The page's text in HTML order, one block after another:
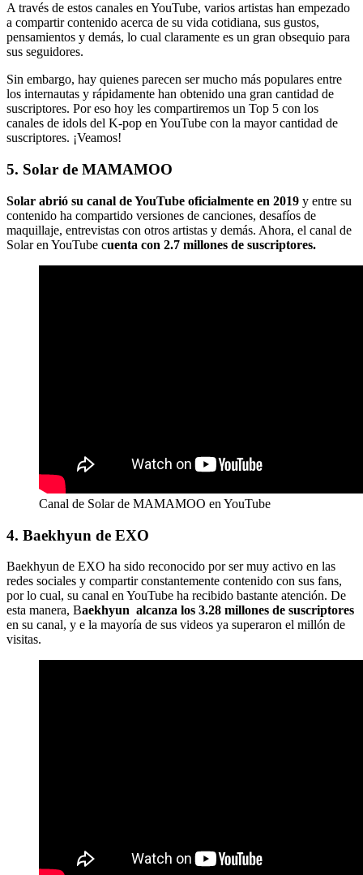
A través de estos canales en YouTube, varios artistas han empezado
a compartir contenido acerca de su vida cotidiana, sus gustos,
pensamientos y demás, lo cual claramente es un gran obsequio para
sus seguidores.
Sin embargo, hay quienes parecen ser mucho más populares entre
los internautas y rápidamente han obtenido una gran cantidad de
suscriptores. Por eso hoy les compartiremos un Top 5 con los
canales de idols del K-pop en YouTube con la mayor cantidad de
suscriptores. ¡Veamos!
5. Solar de MAMAMOO
Solar abrió su canal de YouTube oficialmente en 2019 y entre su
contenido ha compartido versiones de canciones, desafíos de
maquillaje, entrevistas con otros artistas y demás. Ahora, el canal de
Solar en YouTube cuenta con 2.7 millones de suscriptores.
Canal de Solar de MAMAMOO en YouTube
4. Baekhyun de EXO
Baekhyun de EXO ha sido reconocido por ser muy activo en las
redes sociales y compartir constantemente contenido con sus fans,
por lo cual, su canal en YouTube ha recibido bastante atención. De
esta manera, Baekhyun alcanza los 3.28 millones de suscriptores
en su canal, y e la mayoría de sus videos ya superaron el millón de
visitas.